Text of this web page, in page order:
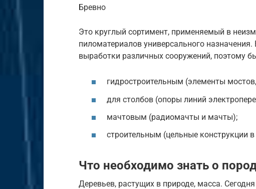
Бревно
Это круглый сортимент, применяемый в
пиломатериалов универсального
выработки различных сооружений, поэтому
гидростроительным (элементы
для столбов (опоры линий
мачтовым (радиомачты и мачты);
строительным (цельные конструкции
Что необходимо знать о
Деревьев, растущих в природе, масса.